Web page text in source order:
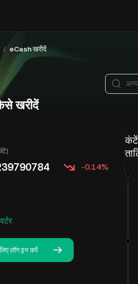
/ eCash खरीदें
खरीदें
-0.14%
लॉग इन करें